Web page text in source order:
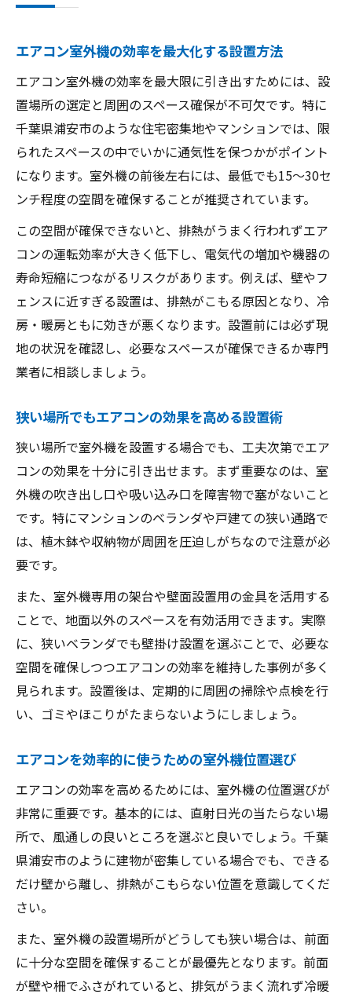
エアコン室外機の効率を最大化する設置方法
エアコン室外機の効率を最大限に引き出すためには、設
置場所の選定と周囲のスペース確保が不可欠です。特に
千葉県浦安市のような住宅密集地やマンションでは、限
られたスペースの中でいかに通気性を保つかがポイント
になります。室外機の前後左右には、最低でも15～30セ
ンチ程度の空間を確保することが推奨されています。
この空間が確保できないと、排熱がうまく行われずエア
コンの運転効率が大きく低下し、電気代の増加や機器の
寿命短縮につながるリスクがあります。例えば、壁やフ
ェンスに近すぎる設置は、排熱がこもる原因となり、冷
房・暖房ともに効きが悪くなります。設置前には必ず現
地の状況を確認し、必要なスペースが確保できるか専門
業者に相談しましょう。
狭い場所でもエアコンの効果を高める設置術
狭い場所で室外機を設置する場合でも、工夫次第でエア
コンの効果を十分に引き出せます。まず重要なのは、室
外機の吹き出し口や吸い込み口を障害物で塞がないこと
です。特にマンションのベランダや戸建ての狭い通路で
は、植木鉢や収納物が周囲を圧迫しがちなので注意が必
要です。
また、室外機専用の架台や壁面設置用の金具を活用する
ことで、地面以外のスペースを有効活用できます。実際
に、狭いベランダでも壁掛け設置を選ぶことで、必要な
空間を確保しつつエアコンの効率を維持した事例が多く
見られます。設置後は、定期的に周囲の掃除や点検を行
い、ゴミやほこりがたまらないようにしましょう。
エアコンを効率的に使うための室外機位置選び
エアコンの効率を高めるためには、室外機の位置選びが
非常に重要です。基本的には、直射日光の当たらない場
所で、風通しの良いところを選ぶと良いでしょう。千葉
県浦安市のように建物が密集している場合でも、できる
だけ壁から離し、排熱がこもらない位置を意識してくだ
さい。
また、室外機の設置場所がどうしても狭い場合は、前面
に十分な空間を確保することが最優先となります。前面
が壁や柵でふさがれていると、排気がうまく流れず冷暖